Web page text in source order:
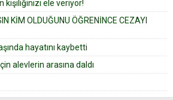
yapıştırdığı için düğünden...
kişiliğinizi ele veriyor!
KİM OLDUĞUNU ÖĞRENİNCE CEZAYI
hayatını kaybetti
alevlerin arasına daldı